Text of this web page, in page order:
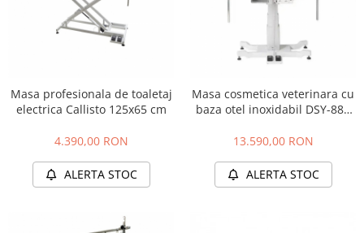
Masa profesionala de toaletaj
electrica Callisto 125x65 cm
4.390,00 RON
ALERTA STOC
Masa cosmetica veterinara cu
baza otel inoxidabil DSY-889
13.590,00 RON
ALERTA STOC